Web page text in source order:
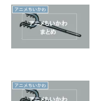
アニメちいかわ
アニメちいかわ